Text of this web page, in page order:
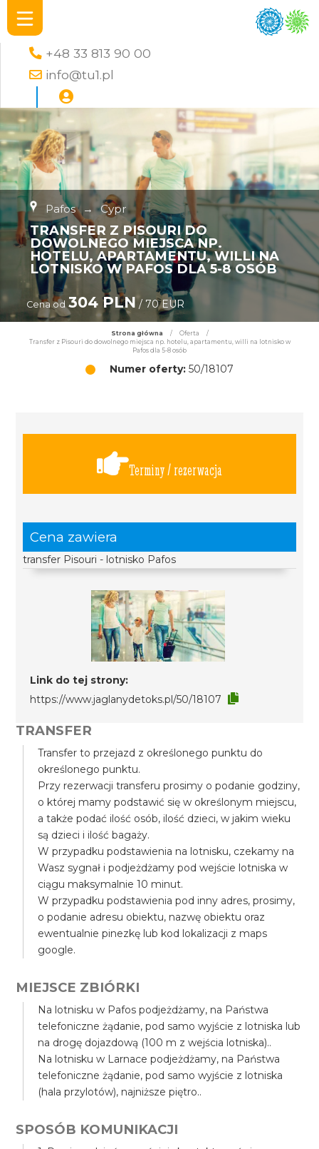
+48 33 813 90 00
info@tu1.pl
Pafos → Cypr
TRANSFER Z PISOURI DO
DOWOLNEGO MIEJSCA NP.
HOTELU, APARTAMENTU, WILLI NA
LOTNISKO W PAFOS DLA 5-8 OSÓB
Cena od 304 PLN/ 70 EUR
Strona główna / Oferta
/
Transfer z Pisouri do dowolnego miejsca np. hotelu, apartamentu, willi na lotnisko w
Pafos dla 5-8 osób
Numer oferty: 50/18107
Terminy / rezerwacja
Cena zawiera
transfer Pisouri - lotnisko Pafos
Link do tej strony:
https://www.jaglanydetoks.pl/50/18107
TRANSFER
Transfer to przejazd z określonego punktu do
określonego punktu.
Przy rezerwacji transferu prosimy o podanie godziny,
o której mamy podstawić się w określonym miejscu,
a także podać ilość osób, ilość dzieci, w jakim wieku
są dzieci i ilość bagaży.
W przypadku podstawienia na lotnisku, czekamy na
Wasz sygnał i podjeżdżamy pod wejście lotniska w
ciągu maksymalnie 10 minut.
W przypadku podstawienia pod inny adres, prosimy,
o podanie adresu obiektu, nazwę obiektu oraz
ewentualnie pinezkę lub kod lokalizacji z maps
google.
MIEJSCE ZBIÓRKI
Na lotnisku w Pafos podjeżdżamy, na Państwa
telefoniczne żądanie, pod samo wyjście z lotniska lub
na drogę dojazdową (100 m z wejścia lotniska)..
Na lotnisku w Larnace podjeżdżamy, na Państwa
telefoniczne żądanie, pod samo wyjście z lotniska
(hala przylotów), najniższe piętro..
SPOSÓB KOMUNIKACJI